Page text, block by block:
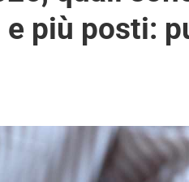
più posti: